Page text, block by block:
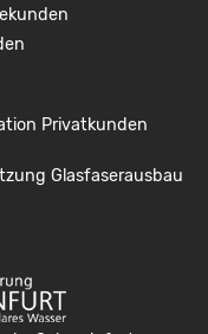
Privatkunden
Glasfaserausbau